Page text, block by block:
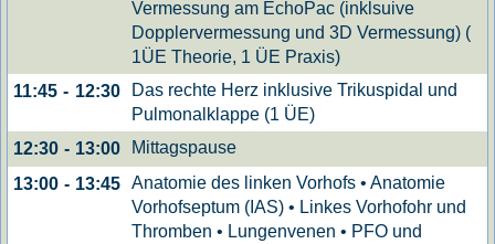
Vermessung am EchoPac (inklsuive
Dopplervermessung und 3D Vermessung) (
1ÜE Theorie, 1 ÜE Praxis)
11:45 - 12:30
Das rechte Herz inklusive Trikuspidal und
Pulmonalklappe (1 ÜE)
12:30 - 13:00
Mittagspause
13:00 - 13:45 Anatomie des linken Vorhofs • Anatomie
Vorhofseptum (IAS) • Linkes Vorhofohr und
Thromben • Lungenvenen • PFO und